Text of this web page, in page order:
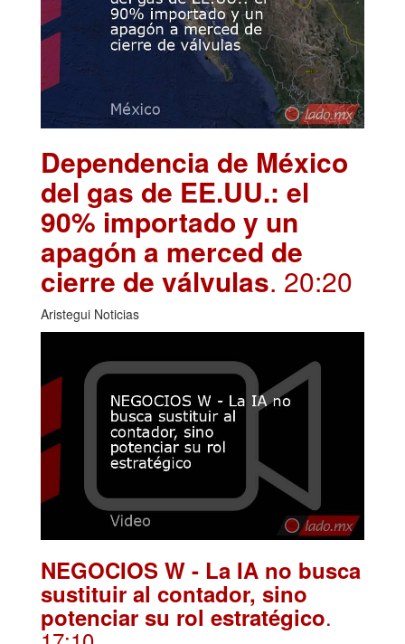
Dependencia de México
del gas de EE.UU.: el
90% importado y un
apagón a merced de
cierre de válvulas. 20:20
Aristegui Noticias
NEGOCIOS W - La IA no busca
sustituir al contador, sino
potenciar su rol estratégico.